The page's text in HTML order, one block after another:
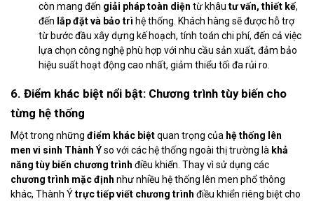
còn mang đến giải pháp toàn diện từ khâu tư vấn, thiết kế,
đến lắp đặt và bảo trì hệ thống. Khách hàng sẽ được hỗ trợ
từ bước đầu xây dựng kế hoạch, tính toán chi phí, đến cả việc
lựa chọn công nghệ phù hợp với nhu cầu sản xuất, đảm bảo
hiệu suất hoạt động cao nhất, giảm thiểu tối đa rủi ro.
6. Điểm khác biệt nổi bật: Chương trình tùy biến cho
từng hệ thống
Một trong những điểm khác biệtquan trọng của hệ thống lên
men vi sinh Thành Ýso với các hệ thống ngoài thị trường là khả
năng tùy biến chương trình điều khiển. Thay vì sử dụng các
chương trình mặc định như nhiều hệ thống lên men phổ thông
khác, Thành Ýtrực tiếp viết chương trình điều khiển riêng biệt cho